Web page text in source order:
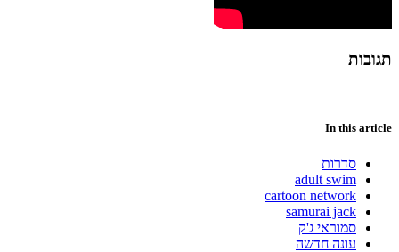
תגובות
In this article
סדרות
adult swim
cartoon network
samurai jack
סמוראי ג'ק
עונה חדשה